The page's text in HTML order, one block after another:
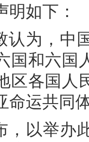
如下：
认为，中
国和六国
区各国人
命运共同
，以举办